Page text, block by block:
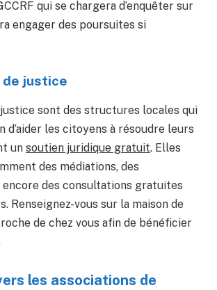
qui se chargera d’enquêter sur
engager des poursuites si
de justice
justice sont des structures locales qui
d’aider les citoyens à résoudre leurs
un soutien juridique gratuit. Elles
des médiations, des
des consultations gratuites
Renseignez-vous sur la maison de
de chez vous afin de bénéficier
les associations de